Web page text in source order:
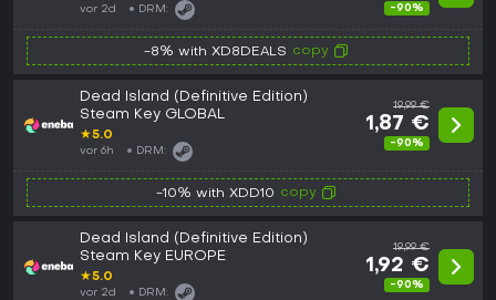
vor 2d DRM: -90%
-8% with XD8DEALS copy
Dead Island (Definitive Edition)
Steam Key GLOBAL
★5.0
vor 6h DRM:
19,99 €
1,87 €
-90%
-10% with XDD10 copy
Dead Island (Definitive Edition)
Steam Key EUROPE
★5.0
vor 2d DRM:
19,99 €
1,92 €
-90%